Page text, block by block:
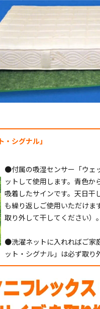
シグナル」
●付属の吸湿センサー「ウェ
ットして使用します。青色か
吸着したサインです。天日干
も繰り返しご使用いただけま
取り外して干してください）。
●洗濯ネットに入れればご家
ット・シグナル」は必ず取り